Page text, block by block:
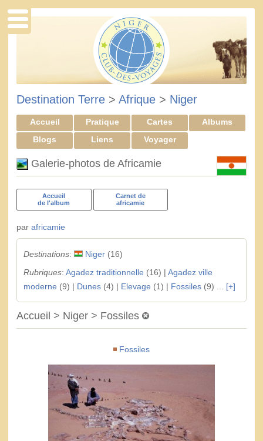
Destination Terre > Afrique > Niger
Accueil Pratique Cartes
Albums
Blogs
Liens Voyager
Galerie-photos de Africamie
Accueil
de l'album
Carnet de
africamie
par africamie
Destinations: Niger(16)
Rubriques: Agadez traditionnelle (16) | Agadez ville
moderne (9) | Dunes(4) | Elevage (1) | Fossiles(9) ... [+]
Accueil > Niger > Fossiles
Fossiles